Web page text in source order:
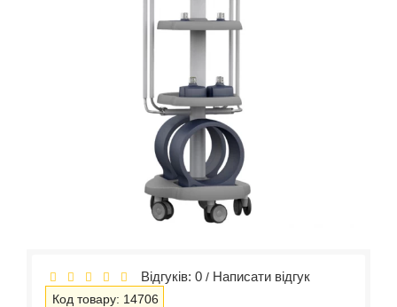
Відгуків: 0 / Написати відгук
Код товару: 14706